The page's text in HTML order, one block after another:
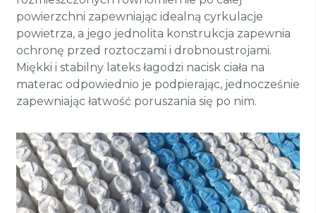
powierzchni zapewniając idealną cyrkulacje
powietrza, a jego jednolita konstrukcja zapewnia
ochronę przed roztoczami i drobnoustrojami.
Miękki i stabilny lateks łagodzi nacisk ciała na
materac odpowiednio je podpierając, jednocześnie
zapewniając łatwość poruszania się po nim.